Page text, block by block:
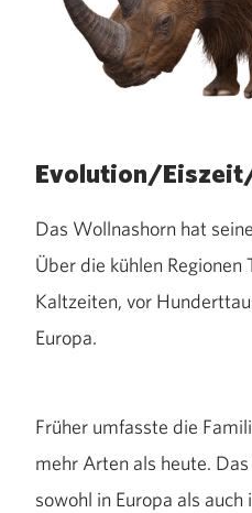
Evolution/
Das Wollnashorn hat
Über die kühlen
Kaltzeiten, vor
Europa.
Früher umfasste die
mehr Arten als heute.
sowohl in Europa als auch